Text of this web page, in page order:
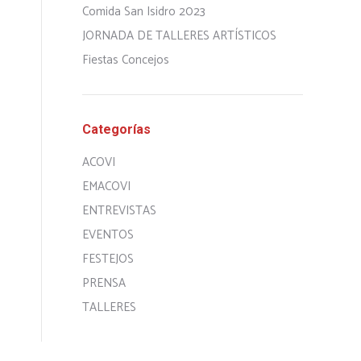
Comida San Isidro 2023
JORNADA DE TALLERES ARTÍSTICOS
Fiestas Concejos
Categorías
ACOVI
EMACOVI
ENTREVISTAS
EVENTOS
FESTEJOS
PRENSA
TALLERES